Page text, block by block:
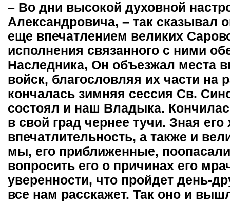
– Во дни высокой духовной
Александровича, – так сказывал
еще впечатлением великих
исполнения связанного с ними
Наследника, Он объезжал места
войск, благословляя их части на
кончалась зимняя сессия Св.
состоял и наш Владыка.
в свой град чернее тучи. Зная его
впечатлительность, а также и
мы, его приближенные,
вопросить его о причинах его
уверенности, что пройдет день-
все нам расскажет. Так оно и